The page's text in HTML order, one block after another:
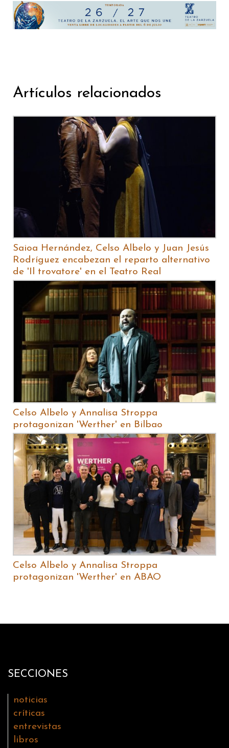
Artículos relacionados
Saioa Hernández, Celso Albelo y Juan Jesús
Rodríguez encabezan el reparto alternativo
de 'Il trovatore' en el Teatro Real
Celso Albelo y Annalisa Stroppa
protagonizan 'Werther' en Bilbao
Celso Albelo y Annalisa Stroppa
protagonizan 'Werther' en ABAO
SECCIONES
noticias
críticas
entrevistas
libros